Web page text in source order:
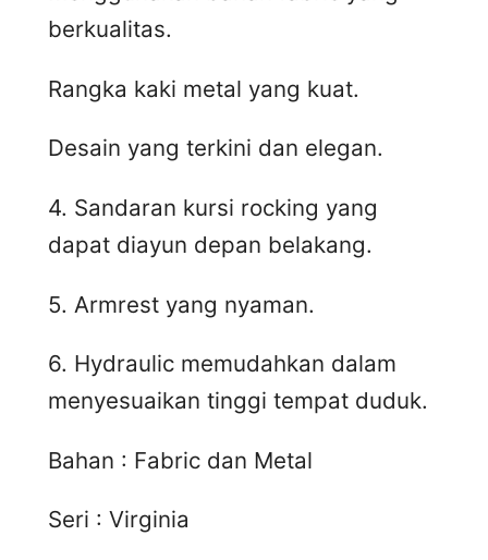
berkualitas.
Rangka kaki metal yang kuat.
Desain yang terkini dan elegan.
4. Sandaran kursi rocking yang
dapat diayun depan belakang.
5. Armrest yang nyaman.
6. Hydraulic memudahkan dalam
menyesuaikan tinggi tempat duduk.
Bahan : Fabric dan Metal
Seri : Virginia